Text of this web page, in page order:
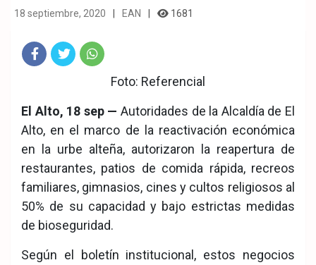
18 septiembre, 2020 EAN 1681
eb
ook
pp
Foto: Referencial
El Alto, 18 sep — Autoridades de la Alcaldía de El
Alto, en el marco de la reactivación económica
en la urbe alteña, autorizaron la reapertura de
restaurantes, patios de comida rápida, recreos
familiares, gimnasios, cines y cultos religiosos al
50% de su capacidad y bajo estrictas medidas
de bioseguridad.
Según el boletín institucional, estos negocios